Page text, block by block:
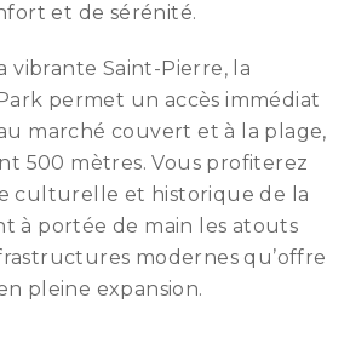
et de sérénité.
vibrante Saint-Pierre, la
permet un accès immédiat
marché couvert et à la plage,
500 mètres. Vous profiterez
culturelle et historique de la
à portée de main les atouts
modernes qu’offre
pleine expansion.